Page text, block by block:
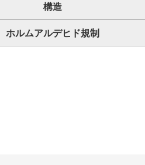
構造
ホルムアルデヒド規制